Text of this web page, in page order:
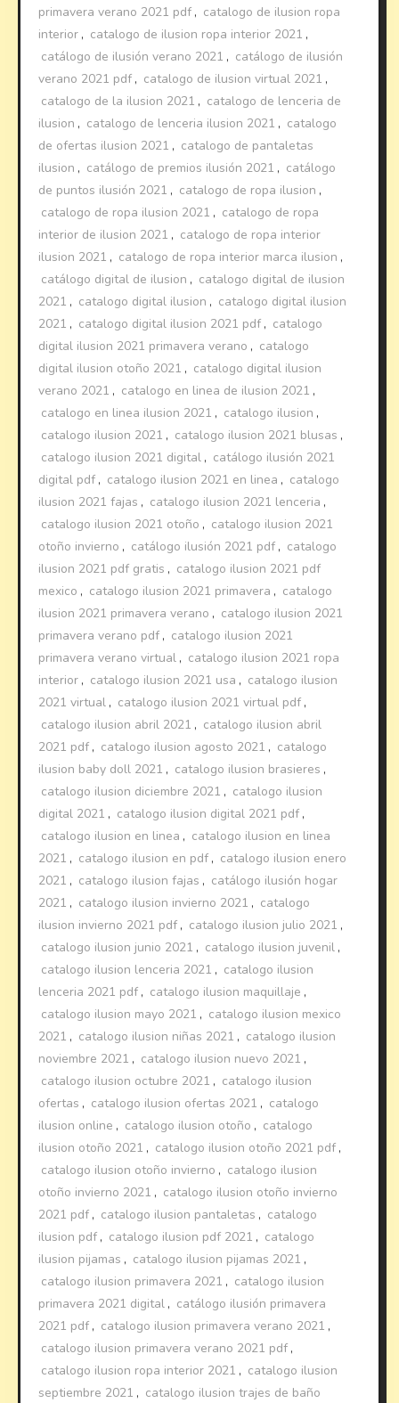
primavera verano 2021 pdf , catalogo de ilusion ropa
interior , catalogo de ilusion ropa interior 2021 ,
catálogo de ilusión verano 2021 , catálogo de ilusión
verano 2021 pdf , catalogo de ilusion virtual 2021 ,
catalogo de la ilusion 2021 , catalogo de lenceria de
ilusion , catalogo de lenceria ilusion 2021 , catalogo
de ofertas ilusion 2021 , catalogo de pantaletas
ilusion , catálogo de premios ilusión 2021 , catálogo
de puntos ilusión 2021 , catalogo de ropa ilusion ,
catalogo de ropa ilusion 2021 , catalogo de ropa
interior de ilusion 2021 , catalogo de ropa interior
ilusion 2021 , catalogo de ropa interior marca ilusion ,
catálogo digital de ilusion , catalogo digital de ilusion
2021 , catalogo digital ilusion , catalogo digital ilusion
2021 , catalogo digital ilusion 2021 pdf , catalogo
digital ilusion 2021 primavera verano , catalogo
digital ilusion otoño 2021 , catalogo digital ilusion
verano 2021 , catalogo en linea de ilusion 2021 ,
catalogo en linea ilusion 2021 , catalogo ilusion ,
catalogo ilusion 2021 , catalogo ilusion 2021 blusas ,
catalogo ilusion 2021 digital , catálogo ilusión 2021
digital pdf , catalogo ilusion 2021 en linea , catalogo
ilusion 2021 fajas , catalogo ilusion 2021 lenceria ,
catalogo ilusion 2021 otoño , catalogo ilusion 2021
otoño invierno , catálogo ilusión 2021 pdf , catalogo
ilusion 2021 pdf gratis , catalogo ilusion 2021 pdf
mexico , catalogo ilusion 2021 primavera , catalogo
ilusion 2021 primavera verano , catalogo ilusion 2021
primavera verano pdf , catalogo ilusion 2021
primavera verano virtual , catalogo ilusion 2021 ropa
interior , catalogo ilusion 2021 usa , catalogo ilusion
2021 virtual , catalogo ilusion 2021 virtual pdf ,
catalogo ilusion abril 2021 , catalogo ilusion abril
2021 pdf , catalogo ilusion agosto 2021 , catalogo
ilusion baby doll 2021 , catalogo ilusion brasieres ,
catalogo ilusion diciembre 2021 , catalogo ilusion
digital 2021 , catalogo ilusion digital 2021 pdf ,
catalogo ilusion en linea , catalogo ilusion en linea
2021 , catalogo ilusion en pdf , catalogo ilusion enero
2021 , catalogo ilusion fajas , catálogo ilusión hogar
2021 , catalogo ilusion invierno 2021 , catalogo
ilusion invierno 2021 pdf , catalogo ilusion julio 2021 ,
catalogo ilusion junio 2021 , catalogo ilusion juvenil ,
catalogo ilusion lenceria 2021 , catalogo ilusion
lenceria 2021 pdf , catalogo ilusion maquillaje ,
catalogo ilusion mayo 2021 , catalogo ilusion mexico
2021 , catalogo ilusion niñas 2021 , catalogo ilusion
noviembre 2021 , catalogo ilusion nuevo 2021 ,
catalogo ilusion octubre 2021 , catalogo ilusion
ofertas , catalogo ilusion ofertas 2021 , catalogo
ilusion online , catalogo ilusion otoño , catalogo
ilusion otoño 2021 , catalogo ilusion otoño 2021 pdf ,
catalogo ilusion otoño invierno , catalogo ilusion
otoño invierno 2021 , catalogo ilusion otoño invierno
2021 pdf , catalogo ilusion pantaletas , catalogo
ilusion pdf , catalogo ilusion pdf 2021 , catalogo
ilusion pijamas , catalogo ilusion pijamas 2021 ,
catalogo ilusion primavera 2021 , catalogo ilusion
primavera 2021 digital , catálogo ilusión primavera
2021 pdf , catalogo ilusion primavera verano 2021 ,
catalogo ilusion primavera verano 2021 pdf ,
catalogo ilusion ropa interior 2021 , catalogo ilusion
septiembre 2021 , catalogo ilusion trajes de baño